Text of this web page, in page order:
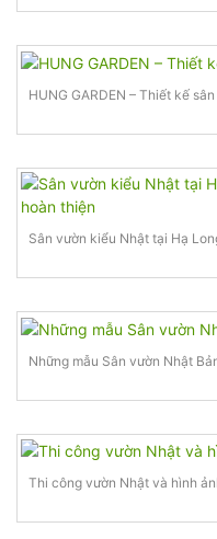
HUNG GARDEN – Thiết kế
Sân vườn kiểu Nhật tại Hạ
Những mẫu Sân vườn Nhật
Thi công vườn Nhật và hình